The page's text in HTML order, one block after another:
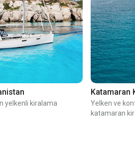
yelkenli kiralama
Katamaran
Yelken ve
katamaran